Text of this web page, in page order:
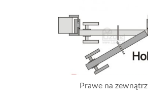
Prawe na zewnątrz